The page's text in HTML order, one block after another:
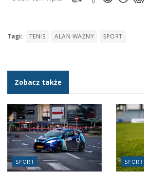
Tagi: TENIS ALAN WAŻNY SPORT
Zobacz także
SPORT SPORT